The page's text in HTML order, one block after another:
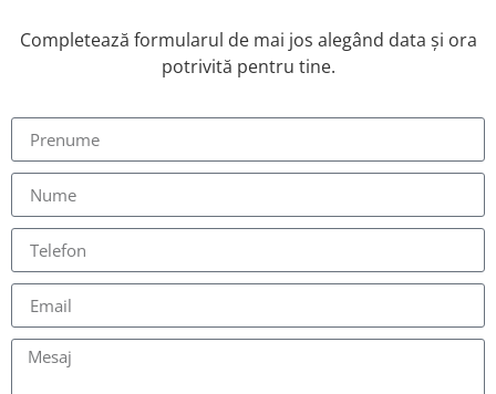
Completează formularul de mai jos alegând data și ora
potrivită pentru tine.